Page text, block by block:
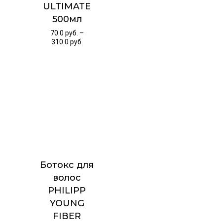
ULTIMATE
500мл
70.0 руб. –
310.0 руб.
Ботокс для
волос
PHILIPP
YOUNG
FIBER